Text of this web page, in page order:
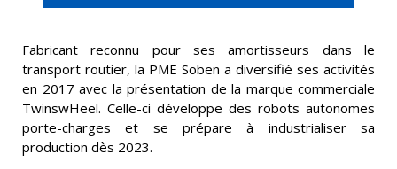
Fabricant reconnu pour ses amortisseurs dans le
transport routier, la PME Soben a diversifié ses activités
en 2017 avec la présentation de la marque commerciale
TwinswHeel. Celle-ci développe des robots autonomes
porte-charges et se prépare à industrialiser sa
production dès 2023.